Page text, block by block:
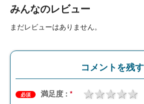
みんなのレビュー
まだレビューはありません。
コメントを残す
必須 満足度 : * 4
3 stars
2 stars
1 star